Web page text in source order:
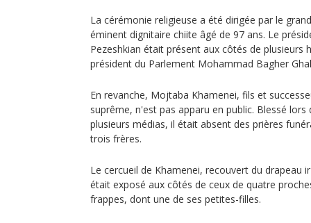
La cérémonie religieuse a été dirigée par le
éminent dignitaire chiite âgé de 97 ans. Le
Pezeshkian était présent aux côtés de plusieurs
président du Parlement Mohammad Bagher
En revanche, Mojtaba Khamenei, fils et
suprême, n'est pas apparu en public. Blessé
plusieurs médias, il était absent des prières
trois frères.
Le cercueil de Khamenei, recouvert du drapeau
était exposé aux côtés de ceux de quatre
frappes, dont une de ses petites-filles.